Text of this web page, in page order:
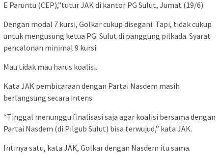
E Paruntu (CEP),”tutur JAK di kantor PG Sulut, Jumat (19/6).
Dengan modal 7 kursi, Golkar cukup disegani. Tapi, tidak cukup
untuk mengusung ketua PG Sulut di panggung pilkada. Syarat
pencalonan minimal 9 kursi.
Mau tidak mau harus koalisi.
Kata JAK pembicaraan dengan Partai Nasdem masih
berlangsung secara intens.
“Tinggal menunggu finalisasi saja agar koalisi bersama dengan
Partai Nasdem (di Pilgub Sulut) bisa terwujud,” kata JAK.
Intinya satu, kata JAK, Golkar dengan Nasdem itu sama.